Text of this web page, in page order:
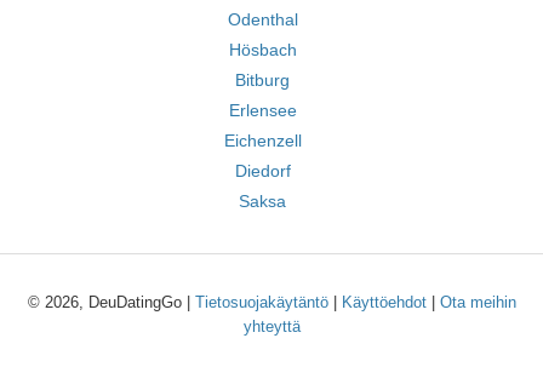
Odenthal
Hösbach
Bitburg
Erlensee
Eichenzell
Diedorf
Saksa
© 2026, DeuDatingGo | Tietosuojakäytäntö| Käyttöehdot| Ota meihin
yhteyttä